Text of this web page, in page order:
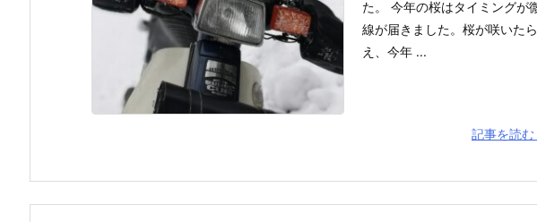
た。 今年の桜はタイミングが
線が届きました。桜が咲いた
え、今年 ...
記事を読む